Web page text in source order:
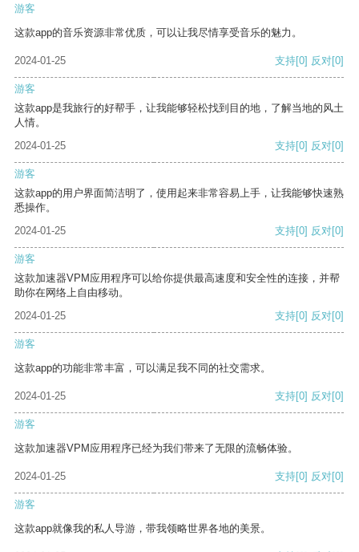
游客
这款app的音乐资源非常优质，可以让我尽情享受音乐的魅力。
2024-01-25 支持[0] 反对[0]
游客
这款app是我旅行的好帮手，让我能够轻松找到目的地，了解当地的风土
人情。
2024-01-25
支持[0] 反对[0]
游客
这款app的用户界面简洁明了，使用起来非常容易上手，让我能够快速熟
悉操作。
2024-01-25
支持[0] 反对[0]
游客
这款加速器VPM应用程序可以给你提供最高速度和安全性的连接，并帮
助你在网络上自由移动。
2024-01-25
支持[0] 反对[0]
游客
这款app的功能非常丰富，可以满足我不同的社交需求。
2024-01-25 支持[0] 反对[0]
游客
这款加速器VPM应用程序已经为我们带来了无限的流畅体验。
2024-01-25 支持[0] 反对[0]
游客
这款app就像我的私人导游，带我领略世界各地的美景。